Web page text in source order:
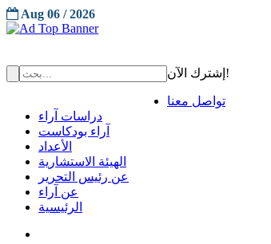
Aug 06 / 2026
إشترك الآن!
تواصل معنا
دراسات آراء
آراء بودكاست
الأعداد
الهيئة الاستشارية
عن رئيس التحرير
عن آراء
الرئيسية